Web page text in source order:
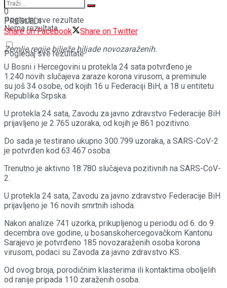
Pogledaj sve rezultate
Nema rezultata
Pogledaj sve rezultate
0
PREGLEDI
Share on Facebook
Share on Twitter
Zemlje regije bilježe hiljade novozaraženih.
U Bosni i Hercegovini u protekla 24 sata potvrđeno je
1.240 novih slučajeva zaraze korona virusom, a preminule
su još 34 osobe, od kojih 16 u Federaciji BiH, a 18 u entitetu
Republika Srpska.
U protekla 24 sata, Zavodu za javno zdravstvo Federacije BiH
prijavljeno je 2.765 uzoraka, od kojih je 861 pozitivno.
Do sada je testirano ukupno 300.799 uzoraka, a SARS-CoV-2
je potvrđen kod 63.467 osoba.
Trenutno je aktivno 18.780 slučajeva pozitivnih na SARS-CoV-
2.
U protekla 24 sata, Zavodu za javno zdravstvo Federacije BiH
prijavljeno je 16 novih smrtnih ishoda.
Nakon analize 741 uzorka, prikupljenog u periodu od 6. do 9.
decembra ove godine, u bosanskohercegovačkom Kantonu
Sarajevo je potvrđeno 185 novozaraženih osoba korona
virusom, podaci su Zavoda za javno zdravstvo KS.
Od ovog broja, porodičnim klasterima ili kontaktima oboljelih
od ranije pripada 110 zaraženih osoba.